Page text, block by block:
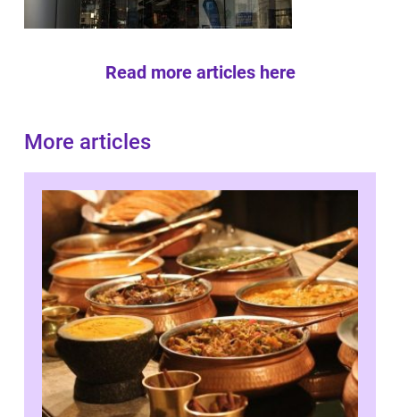
Read more articles here
More articles